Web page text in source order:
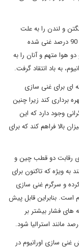
و لندن را به علت
فروش زیردریایی های نظامی به استرالیا که از اورانیوم 90 درصد غنی شده
هوا متهم و آنان را به
ای برای غنی سازی
برداری کند زیرا چنین
وجود دارد که این
بالا فراهم کند که برای
رقابت دو قطب چین و
به ویژه که تاکنون برای
کرده و سرگرم غنی سازی
است. بنابراین قابل پیش
های فشار بیشتر بر
غنی سازی اورانیوم در